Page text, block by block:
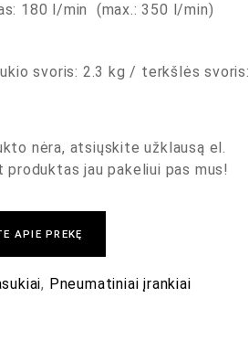
180 l/min (max.: 350 l/min)
svoris: 2.3 kg / terkšlės svoris:
nėra, atsiųskite užklausą el.
produktas jau pakeliui pas mus!
APIE PREKĘ
, Pneumatiniai įrankiai